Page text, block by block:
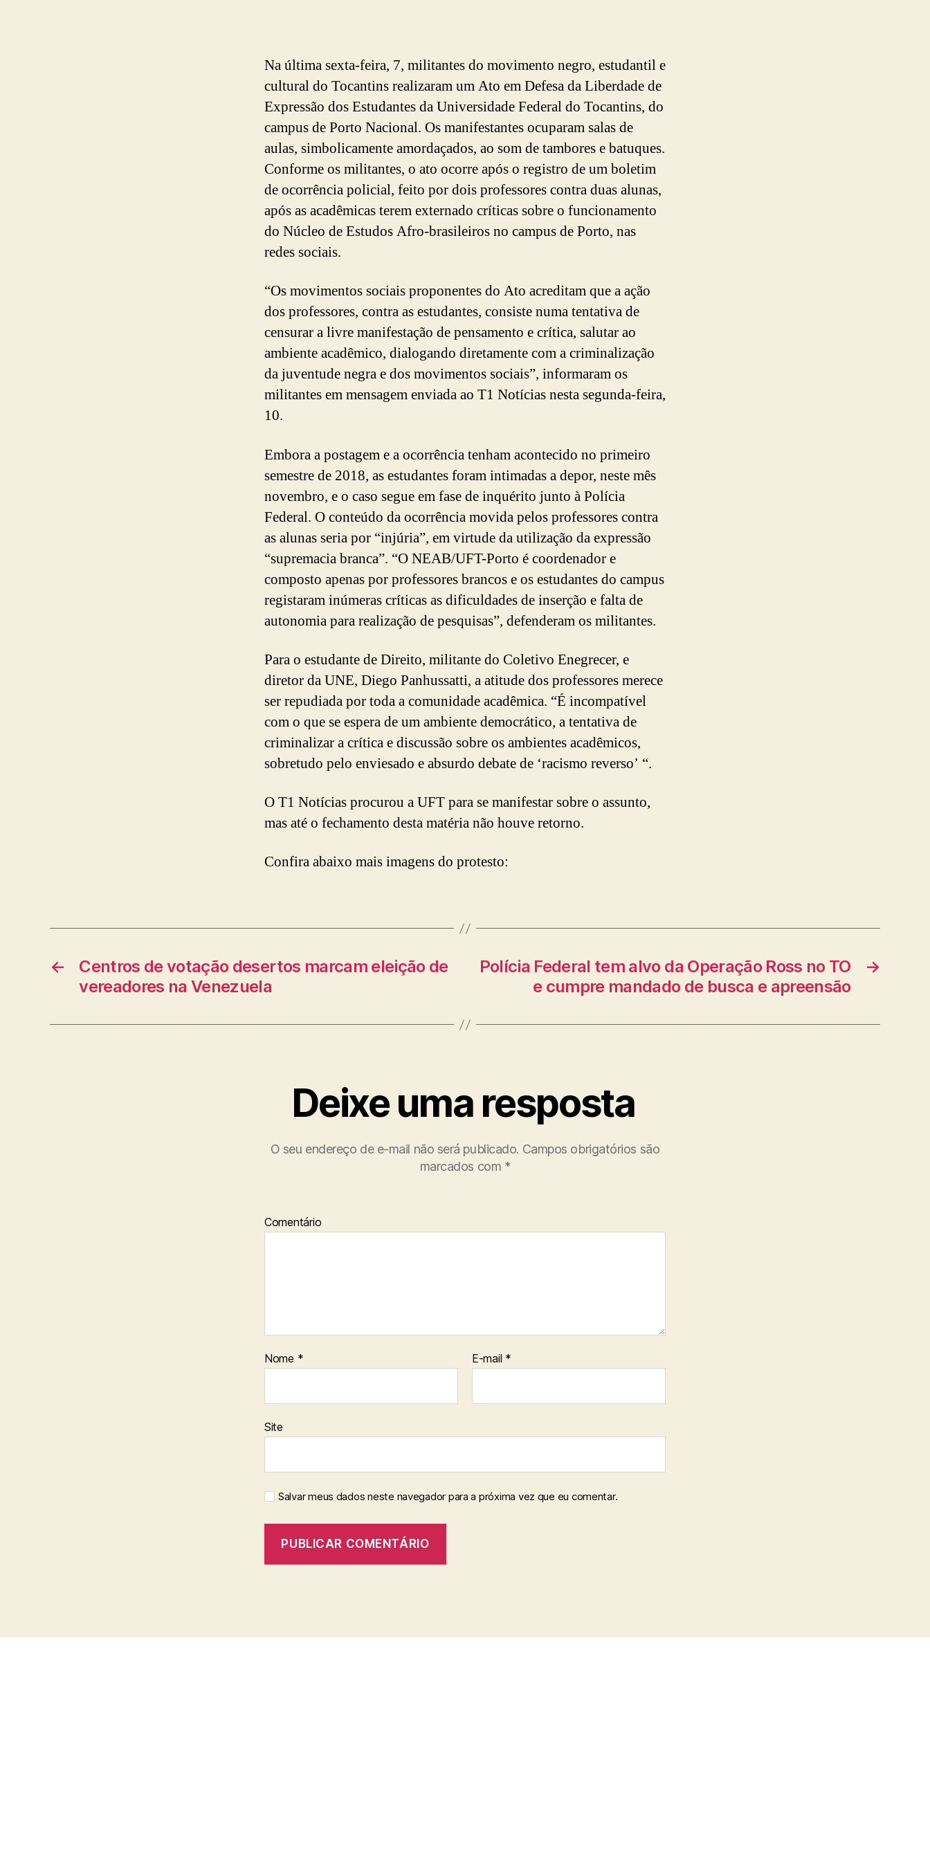
Na última sexta-feira, 7, militantes do movimento negro, estudantil e
cultural do Tocantins realizaram um Ato em Defesa da Liberdade de
Expressão dos Estudantes da Universidade Federal do Tocantins, do
campus de Porto Nacional. Os manifestantes ocuparam salas de
aulas, simbolicamente amordaçados, ao som de tambores e batuques.
Conforme os militantes, o ato ocorre após o registro de um boletim
de ocorrência policial, feito por dois professores contra duas alunas,
após as acadêmicas terem externado críticas sobre o funcionamento
do Núcleo de Estudos Afro-brasileiros no campus de Porto, nas
redes sociais.
“Os movimentos sociais proponentes do Ato acreditam que a ação
dos professores, contra as estudantes, consiste numa tentativa de
censurar a livre manifestação de pensamento e crítica, salutar ao
ambiente acadêmico, dialogando diretamente com a criminalização
da juventude negra e dos movimentos sociais”, informaram os
militantes em mensagem enviada ao T1 Notícias nesta segunda-feira,
10.
Embora a postagem e a ocorrência tenham acontecido no primeiro
semestre de 2018, as estudantes foram intimadas a depor, neste mês
novembro, e o caso segue em fase de inquérito junto à Polícia
Federal. O conteúdo da ocorrência movida pelos professores contra
as alunas seria por “injúria”, em virtude da utilização da expressão
“supremacia branca”. “O NEAB/UFT-Porto é coordenador e
composto apenas por professores brancos e os estudantes do campus
registaram inúmeras críticas as dificuldades de inserção e falta de
autonomia para realização de pesquisas”, defenderam os militantes.
Para o estudante de Direito, militante do Coletivo Enegrecer, e
diretor da UNE, Diego Panhussatti, a atitude dos professores merece
ser repudiada por toda a comunidade acadêmica. “É incompatível
com o que se espera de um ambiente democrático, a tentativa de
criminalizar a crítica e discussão sobre os ambientes acadêmicos,
sobretudo pelo enviesado e absurdo debate de ‘racismo reverso’ “.
O T1 Notícias procurou a UFT para se manifestar sobre o assunto,
mas até o fechamento desta matéria não houve retorno.
Confira abaixo mais imagens do protesto:
←
Centros de votação desertos marcam eleição de
vereadores na Venezuela
→
Polícia Federal tem alvo da Operação Ross no TO
e cumpre mandado de busca e apreensão
Deixe uma resposta
O seu endereço de e-mail não será publicado. Campos obrigatórios são
marcados com *
Comentário
Nome * E-mail *
Site
Salvar meus dados neste navegador para a próxima vez que eu comentar.